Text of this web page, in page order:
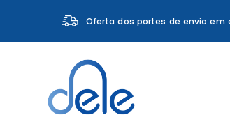
Oferta dos portes de envio em